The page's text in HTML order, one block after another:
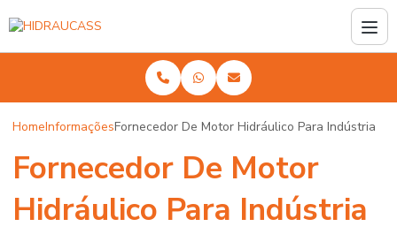
HomeInformaçõesFornecedor De Motor Hidráulico Para Indústria
Fornecedor De Motor
Hidráulico Para Indústria